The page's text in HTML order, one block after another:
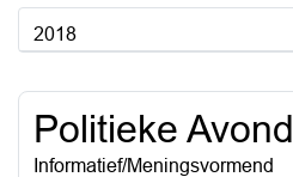
2018
Politieke Avond
Informatief/Meningsvormend